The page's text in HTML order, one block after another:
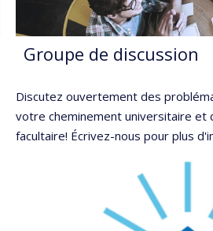
Groupe de discussion
Discutez ouvertement des
votre cheminement universitaire et
facultaire! Écrivez-nous pour plus